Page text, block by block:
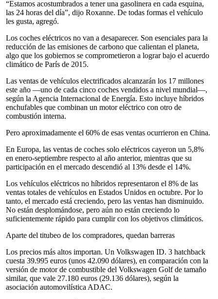
“Estamos acostumbrados a tener una gasolinera en cada esquina,
las 24 horas del día”, dijo Roxanne. De todas formas el vehículo
les gusta, agregó.
Los coches eléctricos no van a desaparecer. Son esenciales para la
reducción de las emisiones de carbono que calientan el planeta,
algo que los gobiernos se comprometieron a lograr bajo el acuerdo
climático de París de 2015.
Las ventas de vehículos electrificados alcanzarán los 17 millones
este año —uno de cada cinco coches vendidos a nivel mundial—,
según la Agencia Internacional de Energía. Esto incluye híbridos
enchufables que combinan un motor eléctrico con otro de
combustión interna.
Pero aproximadamente el 60% de esas ventas ocurrieron en China.
En Europa, las ventas de coches solo eléctricos cayeron un 5,8%
en enero-septiembre respecto al año anterior, mientras que su
participación en el mercado descendió al 13% desde el 14%.
Los vehículos eléctricos no híbridos representaron el 8% de las
ventas totales de vehículos en Estados Unidos en octubre. Por lo
tanto, el mercado está creciendo, pero las ventas han disminuido.
No están desplomándose, pero aún no están creciendo lo
suficientemente rápido para cumplir con los objetivos climáticos.
Aparte del titubeo de los compradores, quedan barreras
Los precios más altos importan. Un Volkswagen ID. 3 hatchback
cuesta 39.995 euros (unos 42.090 dólares), en comparación con la
versión de motor de combustible del Volkswagen Golf de tamaño
similar, que vale 27.180 euros (29.136 dólares), según la
asociación automovilística ADAC.